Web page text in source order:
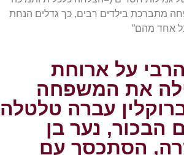
מתברכת בילדים רבים, כך גדלים הנחת
אחד מהם”
על ארוחת
את המשפחה
עברה טלטלה
הבכור, נער בן
הסתכסך עם